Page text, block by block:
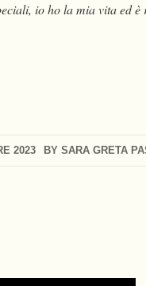
2023 BY SARA GRETA
io ho la mia vita ed è